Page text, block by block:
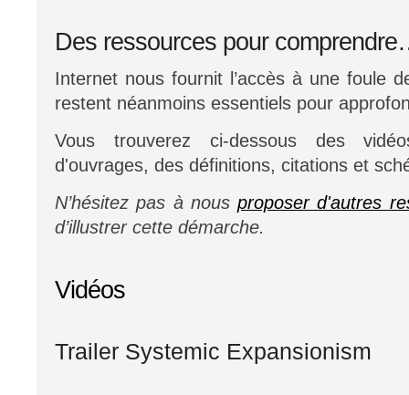
Des ressources pour
Internet nous fournit l’accès à une foule
restent néanmoins essentiels pour
Vous trouverez ci-dessous des
d'ouvrages, des définitions, citations et
N’hésitez pas à nousproposer d'autres
d’illustrer cette démarche.
Vidéos
Trailer Systemic Expansionism